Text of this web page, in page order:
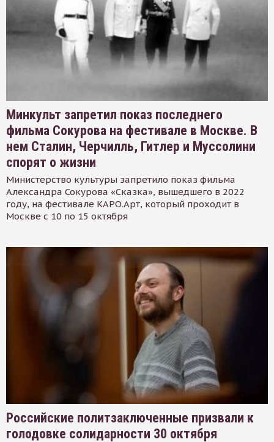
Минкульт запретил показ последнего
фильма Сокурова на фестивале в Москве. В
нем Сталин, Черчилль, Гитлер и Муссолини
спорят о жизни
Министерство культуры запретило показ фильма
Александра Сокурова «Сказка», вышедшего в 2022
году, на фестивале КАРО.Арт, который проходит в
Москве с 10 по 15 октября
Российские политзаключенные призвали к
голодовке солидарности 30 октября